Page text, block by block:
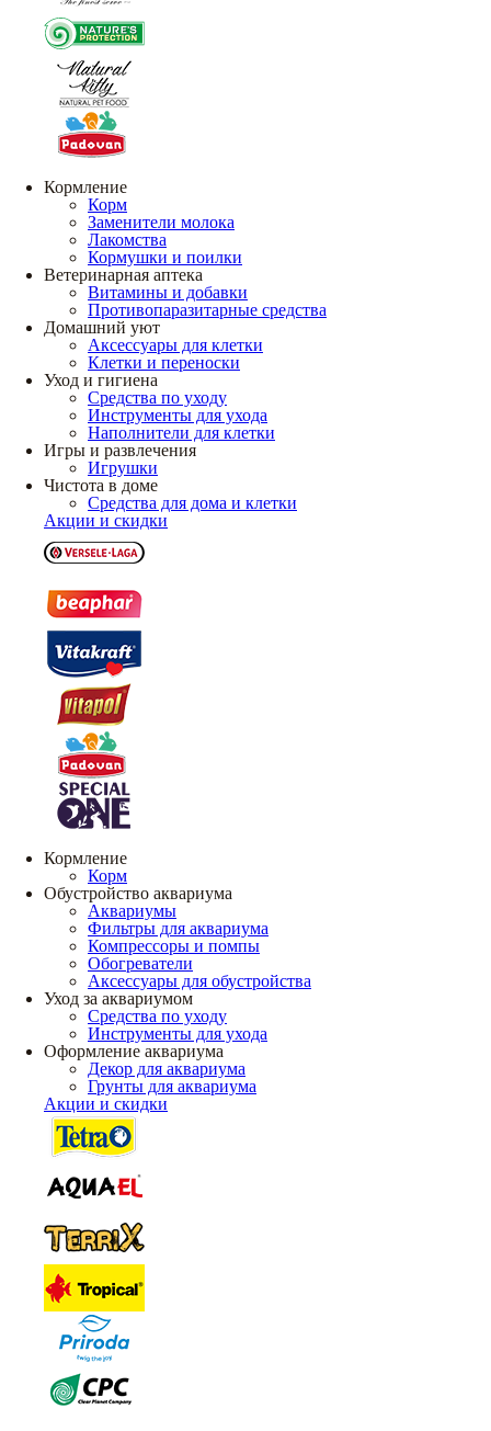
Кормление
Корм
Заменители молока
Лакомства
Кормушки и поилки
Ветеринарная аптека
Витамины и добавки
Противопаразитарные средства
Домашний уют
Аксессуары для клетки
Клетки и переноски
Уход и гигиена
Средства по уходу
Инструменты для ухода
Наполнители для клетки
Игры и развлечения
Игрушки
Чистота в доме
Средства для дома и клетки
Акции и скидки
Кормление
Корм
Обустройство аквариума
Аквариумы
Фильтры для аквариума
Компрессоры и помпы
Обогреватели
Аксессуары для обустройства
Уход за аквариумом
Средства по уходу
Инструменты для ухода
Оформление аквариума
Декор для аквариума
Грунты для аквариума
Акции и скидки